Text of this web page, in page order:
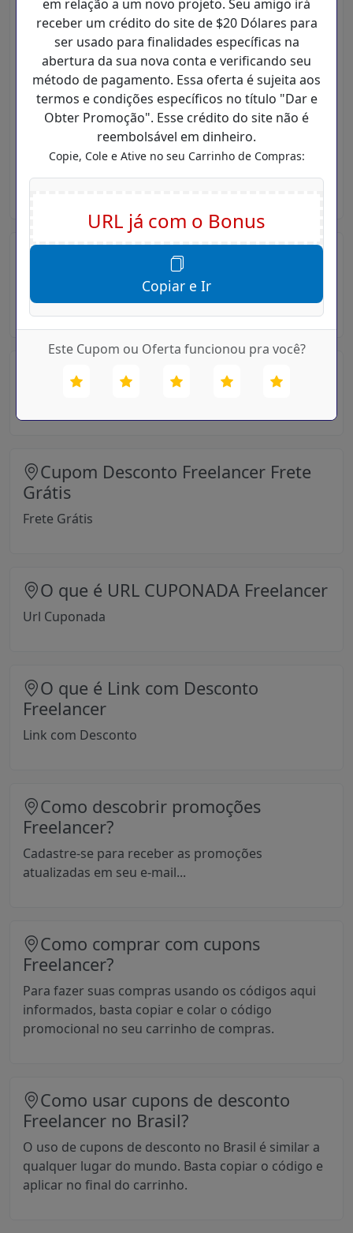
em relação a um novo projeto. Seu amigo irá
receber um crédito do site de $20 Dólares para
ser usado para finalidades específicas na
abertura da sua nova conta e verificando seu
método de pagamento. Essa oferta é sujeita aos
termos e condições específicos no título "Dar e
Obter Promoção". Esse crédito do site não é
reembolsável em dinheiro.
Copie, Cole e Ative no seu Carrinho de Compras:
Copiar e Ir
Este Cupom ou Oferta funcionou pra você?
Você irá receber ofertas grátis de obrigação de
nossos freelancers talentosos dentro de segundos.
Encontre o melhor freelancer
Veja o trabalho anterior e comentários dos
freelancers e escolha o certo para você.
Pague quando estiver satisfeito
Somente libere seu pagamento quando você estive
100% satisfeito com o trabalho fornecido!
Cupom Desconto Vale Compra
Vale Compra
Cupom Promocional Freelancer
Cupom Desconto Freelancer Frete
Grátis
Frete Grátis
O que é URL CUPONADA Freelancer
Url Cuponada
O que é Link com Desconto
Freelancer
Link com Desconto
Como descobrir promoções
Freelancer?
Cadastre-se para receber as promoções
atualizadas em seu e-mail...
Como comprar com cupons
Freelancer?
Para fazer suas compras usando os códigos aqui
informados, basta copiar e colar o código
promocional no seu carrinho de compras.
Como usar cupons de desconto
Freelancer no Brasil?
O uso de cupons de desconto no Brasil é similar a
qualquer lugar do mundo. Basta copiar o código e
aplicar no final do carrinho.